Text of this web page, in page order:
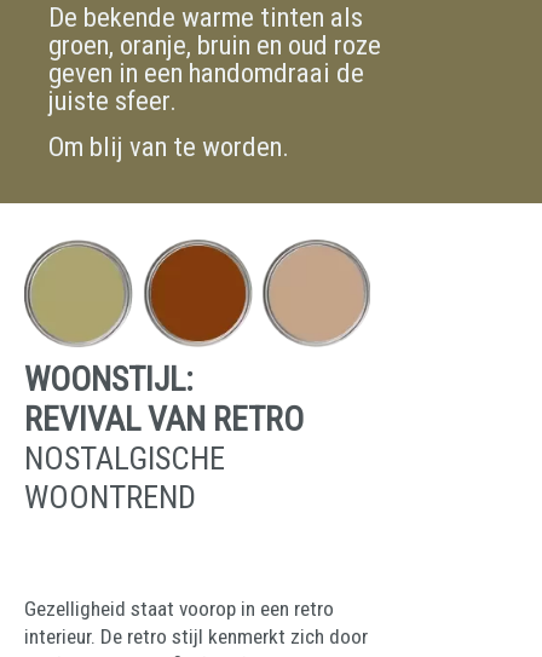
De bekende warme tinten als
groen, oranje, bruin en oud roze
geven in een handomdraai de
juiste sfeer.
Om blij van te worden.
WOONSTIJL:
REVIVAL VAN RETRO
NOSTALGISCHE
WOONTREND
Gezelligheid staat voorop in een retro
interieur. De retro stijl kenmerkt zich door